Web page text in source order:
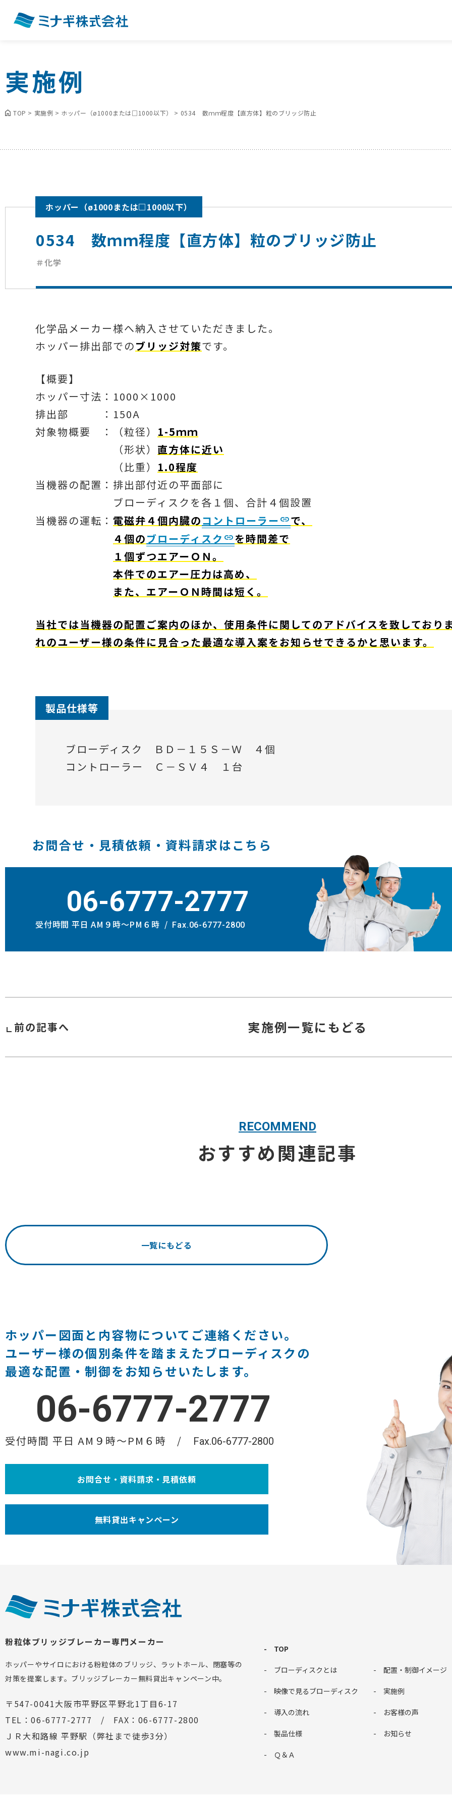
実施例
TOP > 実施例 > ホッパー（ø1000または□1000以下） > 0534 数ｍｍ程度【直方体】粒のブリッジ防止
ホッパー（ø1000または□1000以下）
0534 数ｍｍ程度【直方体】粒のブリッジ防止
＃化学
化学品メーカー様へ納入させていただきました。
ホッパー排出部でのブリッジ対策です。
【概要】
ホッパー寸法：1000×1000
排出部 ：150A
対象物概要 ：（粒径） 1-5ｍｍ
（形状） 直方体に近い
（比重） 1.0程度
当機器の配置：排出部付近の平面部に
ブローディスクを各１個、合計４個設置
当機器の運転： 電磁弁４個内臓のコントローラー
で、
４個のブローディスク
を時間差で
１個ずつエアーＯＮ。
本件でのエアー圧力は高め、
また、エアーＯＮ時間は短く。
当社では当機器の配置ご案内のほか、使用条件に関してのアドバイスを致しており
れのユーザー様の条件に見合った最適な導入案をお知らせできるかと思います。
製品仕様等
ブローディスク ＢＤ－１５Ｓ－Ｗ ４個
コントローラー Ｃ－ＳＶ４ １台
お問合せ・見積依頼・資料請求はこちら
06-6777-2777
受付時間 平日 AM９時〜PM６時 Fax.06-6777-2800
前の記事へ 実施例一覧にもどる
RECOMMEND
おすすめ関連記事
一覧にもどる
ホッパー図面と内容物についてご連絡ください。
ユーザー様の個別条件を踏まえたブローディスクの
最適な配置・制御をお知らせいたします。
06-6777-2777
受付時間 平日 AM９時〜PM６時 Fax.06-6777-2800
お問合せ・資料請求・見積依頼
無料貸出キャンペーン
粉粒体ブリッジブレーカー専門メーカー
ホッパーやサイロにおける粉粒体のブリッジ、ラットホール、閉塞等の
対策を提案します。ブリッジブレーカー無料貸出キャンペーン中。
〒547-0041大阪市平野区平野北1丁目6-17
TEL：06-6777-2777 / FAX：06-6777-2800
ＪＲ大和路線 平野駅（弊社まで徒歩3分）
www.mi-nagi.co.jp
TOP
ブローディスクとは
映像で見るブローディスク
導入の流れ
製品仕様
Ｑ＆Ａ
配置・制御イメージ
実施例
お客様の声
お知らせ